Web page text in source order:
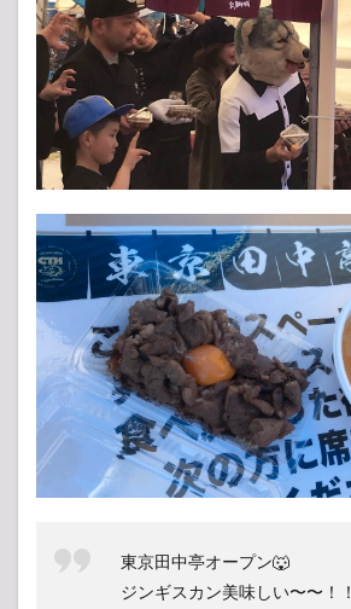
東京田中亭オープン🐺
ジンギスカン美味しい〜〜！！